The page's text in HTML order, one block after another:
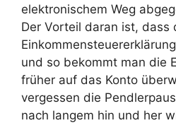
elektronischem Weg
Der Vorteil daran ist, dass
und so bekommt man die
früher auf das Konto
vergessen die
nach langem hin und her